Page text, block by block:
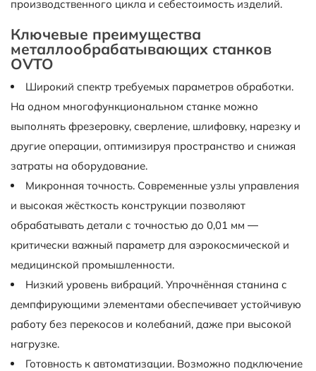
производственного цикла и себестоимость изделий.
Ключевые преимущества
металлообрабатывающих станков
OVTO
Широкий спектр требуемых параметров обработки.
На одном многофункциональном станке можно
выполнять фрезеровку, сверление, шлифовку, нарезку и
другие операции, оптимизируя пространство и снижая
затраты на оборудование.
Микронная точность. Современные узлы управления
и высокая жёсткость конструкции позволяют
обрабатывать детали с точностью до 0,01 мм —
критически важный параметр для аэрокосмической и
медицинской промышленности.
Низкий уровень вибраций. Упрочнённая станина с
демпфирующими элементами обеспечивает устойчивую
работу без перекосов и колебаний, даже при высокой
нагрузке.
Готовность к автоматизации. Возможно подключение